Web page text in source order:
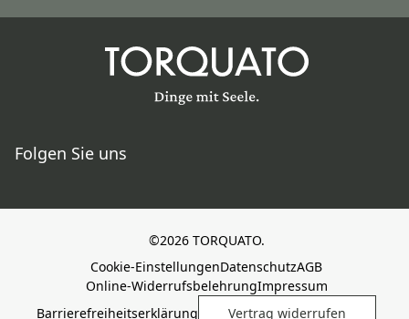
Folgen Sie uns
©2026 TORQUATO.
Cookie-EinstellungenDatenschutzAGB
Online-WiderrufsbelehrungImpressum
Barrierefreiheitserklärung
Vertrag widerrufen